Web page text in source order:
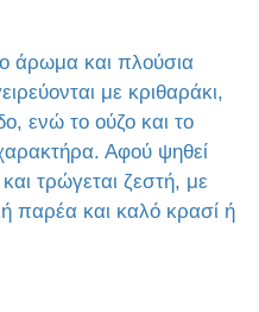
άρωμα και πλούσια
με κριθαράκι,
ενώ το ούζο και το
Αφού ψηθεί
τρώγεται ζεστή, με
παρέα και καλό κρασί ή